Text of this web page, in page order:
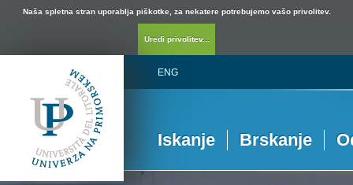
Naša spletna stran uporablja piškotke, za nekatere potrebujemo vašo privolitev.
Uredi privolitev...
ENG
Iskanje Brskanje